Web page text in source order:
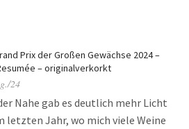
Prix der Großen Gewächse 2024 –
– originalverkorkt
24
Nahe gab es deutlich mehr Licht
letzten Jahr, wo mich viele Weine